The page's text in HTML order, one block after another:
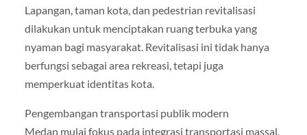
Lapangan, taman kota, dan pedestrian revitalisasi
dilakukan untuk menciptakan ruang terbuka yang
nyaman bagi masyarakat. Revitalisasi ini tidak hanya
berfungsi sebagai area rekreasi, tetapi juga
memperkuat identitas kota.
Pengembangan transportasi publik modern
Medan mulai fokus pada integrasi transportasi massal,